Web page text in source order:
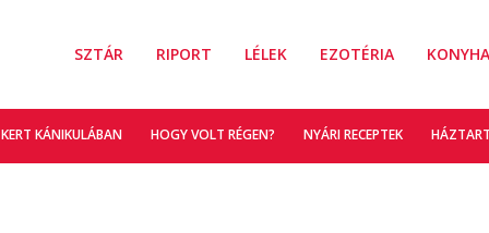
SZTÁR RIPORT LÉLEK EZOTÉRIA KONYHA
KERT KÁNIKULÁBAN HOGY VOLT RÉGEN? NYÁRI RECEPTEK